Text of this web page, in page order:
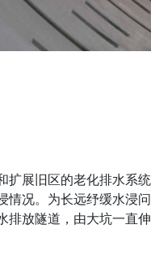
扩展旧区的老化排水系
情况。为长远纾缓水浸
排放隧道，由大坑一直